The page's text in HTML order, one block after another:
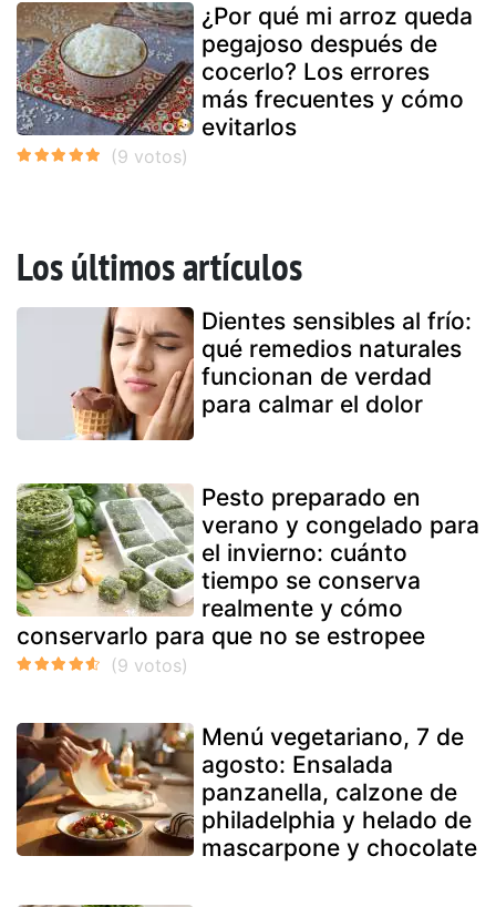
¿Por qué mi arroz queda
pegajoso después de
cocerlo? Los errores
más frecuentes y cómo
evitarlos
Los últimos artículos
Dientes sensibles al frío:
qué remedios naturales
funcionan de verdad
para calmar el dolor
Pesto preparado en
verano y congelado para
el invierno: cuánto
tiempo se conserva
realmente y cómo
conservarlo para que no se estropee
Menú vegetariano, 7 de
agosto: Ensalada
panzanella, calzone de
philadelphia y helado de
mascarpone y chocolate